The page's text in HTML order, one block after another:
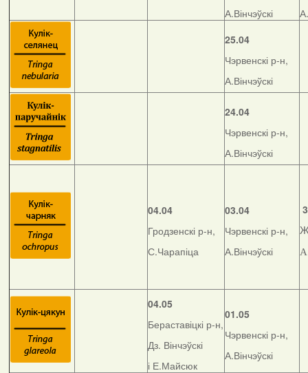
А.Вінчэўскі
25.04
Чэрвенскі р-н,
А.Вінчэўскі
24.04
Чэрвенскі р-н,
А.Вінчэўскі
04.04
Гродзенскі р-н,
С.Чарапіца
03.04
Чэрвенскі р-н,
А.Вінчэўскі
04.05
Бераставіцкі р-н,
Дз. Вінчэўскі
і Е.Майсюк
01.05
Чэрвенскі р-н,
А.Вінчэўскі